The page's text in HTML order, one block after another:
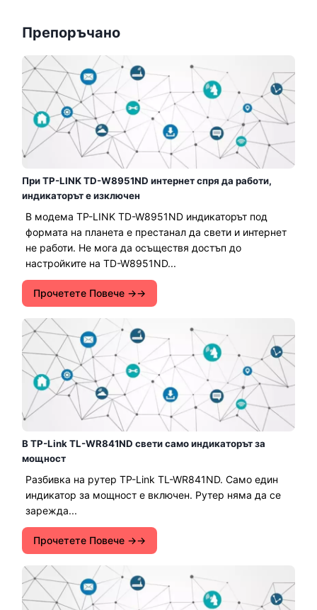
Препоръчано
При TP-LINK TD-W8951ND интернет спря да работи,
индикаторът е изключен
В модема TP-LINK TD-W8951ND индикаторът под
формата на планета е престанал да свети и интернет
не работи. Не мога да осъществя достъп до
настройките на TD-W8951ND...
Прочетете Повече →
В TP-Link TL-WR841ND свети само индикаторът за
мощност
Разбивка на рутер TP-Link TL-WR841ND. Само един
индикатор за мощност е включен. Рутер няма да се
зарежда...
Прочетете Повече →